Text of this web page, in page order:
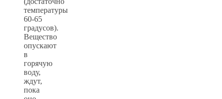
температуры
60-65
градусов).
Вещество
опускают
в
горячую
воду,
ждут,
пока